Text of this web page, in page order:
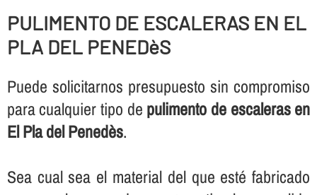
PULIMENTO DE ESCALERAS EN EL
PLA DEL PENEDèS
Puede solicitarnos presupuesto sin compromiso
para cualquier tipo de pulimento de escaleras en
El Pla del Penedès.
Sea cual sea el material del que esté fabricado